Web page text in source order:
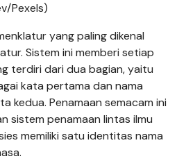
Pexels)
yang paling dikenal
Sistem ini memberi setiap
terdiri dari dua bagian, yaitu
kata pertama dan nama
kedua. Penamaan semacam ini
sistem penamaan lintas ilmu
memiliki satu identitas nama